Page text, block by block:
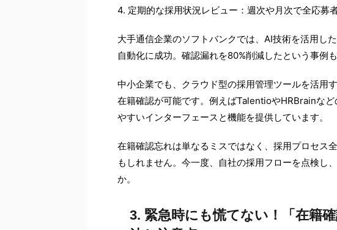
4. 定期的な採用状況レビュー：週次や月次で全応募
大手通信企業のソフトバンクでは、AI技術を活用し
自動化に成功。確認漏れを80%削減したという事例も
中小企業でも、クラウド型の採用管理ツールを活用
在籍確認が可能です。例えばTalentioやHRBrainな
やすいインターフェースと機能を提供しています。
在籍確認忘れは単なるミスではなく、採用プロセス
もしれません。今一度、自社の採用フローを点検し
か。
3. 緊急時にも慌てない！「在籍